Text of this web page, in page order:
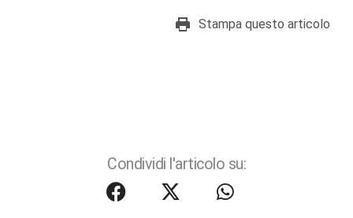
Stampa questo articolo
Condividi l'articolo su: